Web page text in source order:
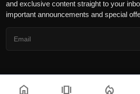
and exclusive content straight to your
important announcements and special
Copyright © 2026 the khatak - All
home amp_stories local_fire_department